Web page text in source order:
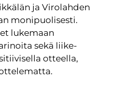
ja Virolahden
monipuolisesti.
lukemaan
sekä liike-
otteella,